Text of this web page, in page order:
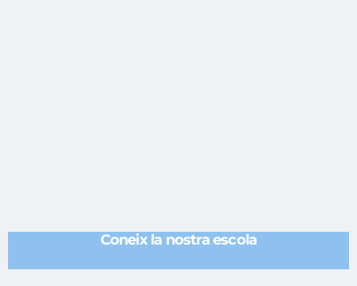
Coneix la nostra escola